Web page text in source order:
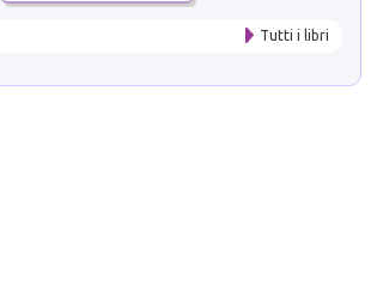
Tutti i libri